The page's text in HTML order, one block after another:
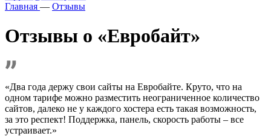
Главная — Отзывы
Отзывы о «Евробайт»
«Два года держу свои сайты на Евробайте. Круто, что на
одном тарифе можно разместить неограниченное количество
сайтов, далеко не у каждого хостера есть такая возможность,
за это респект! Поддержка, панель, скорость работы – все
устраивает.»